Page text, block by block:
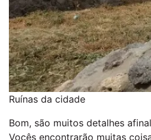
Ruínas da cidade
Bom, são muitos detalhes
Vocês encontrarão muitas